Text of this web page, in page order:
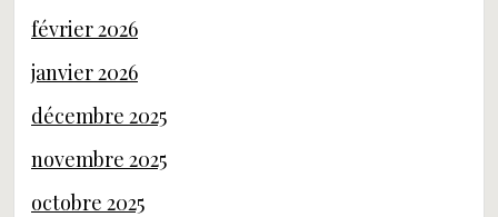
février 2026
janvier 2026
décembre 2025
novembre 2025
octobre 2025